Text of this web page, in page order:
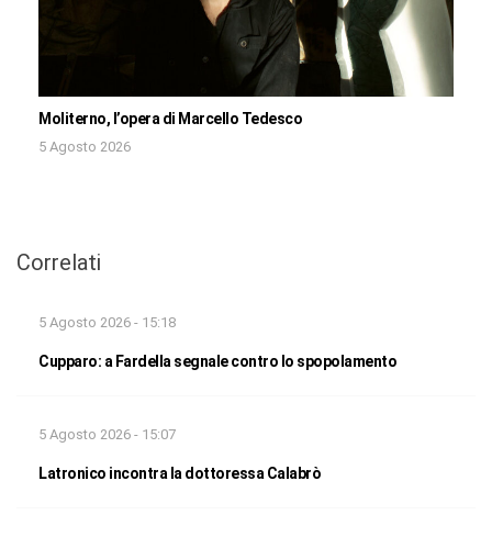
Moliterno, l’opera di Marcello Tedesco
5 Agosto 2026
Correlati
5 Agosto 2026 - 15:18
Cupparo: a Fardella segnale contro lo spopolamento
5 Agosto 2026 - 15:07
Latronico incontra la dottoressa Calabrò